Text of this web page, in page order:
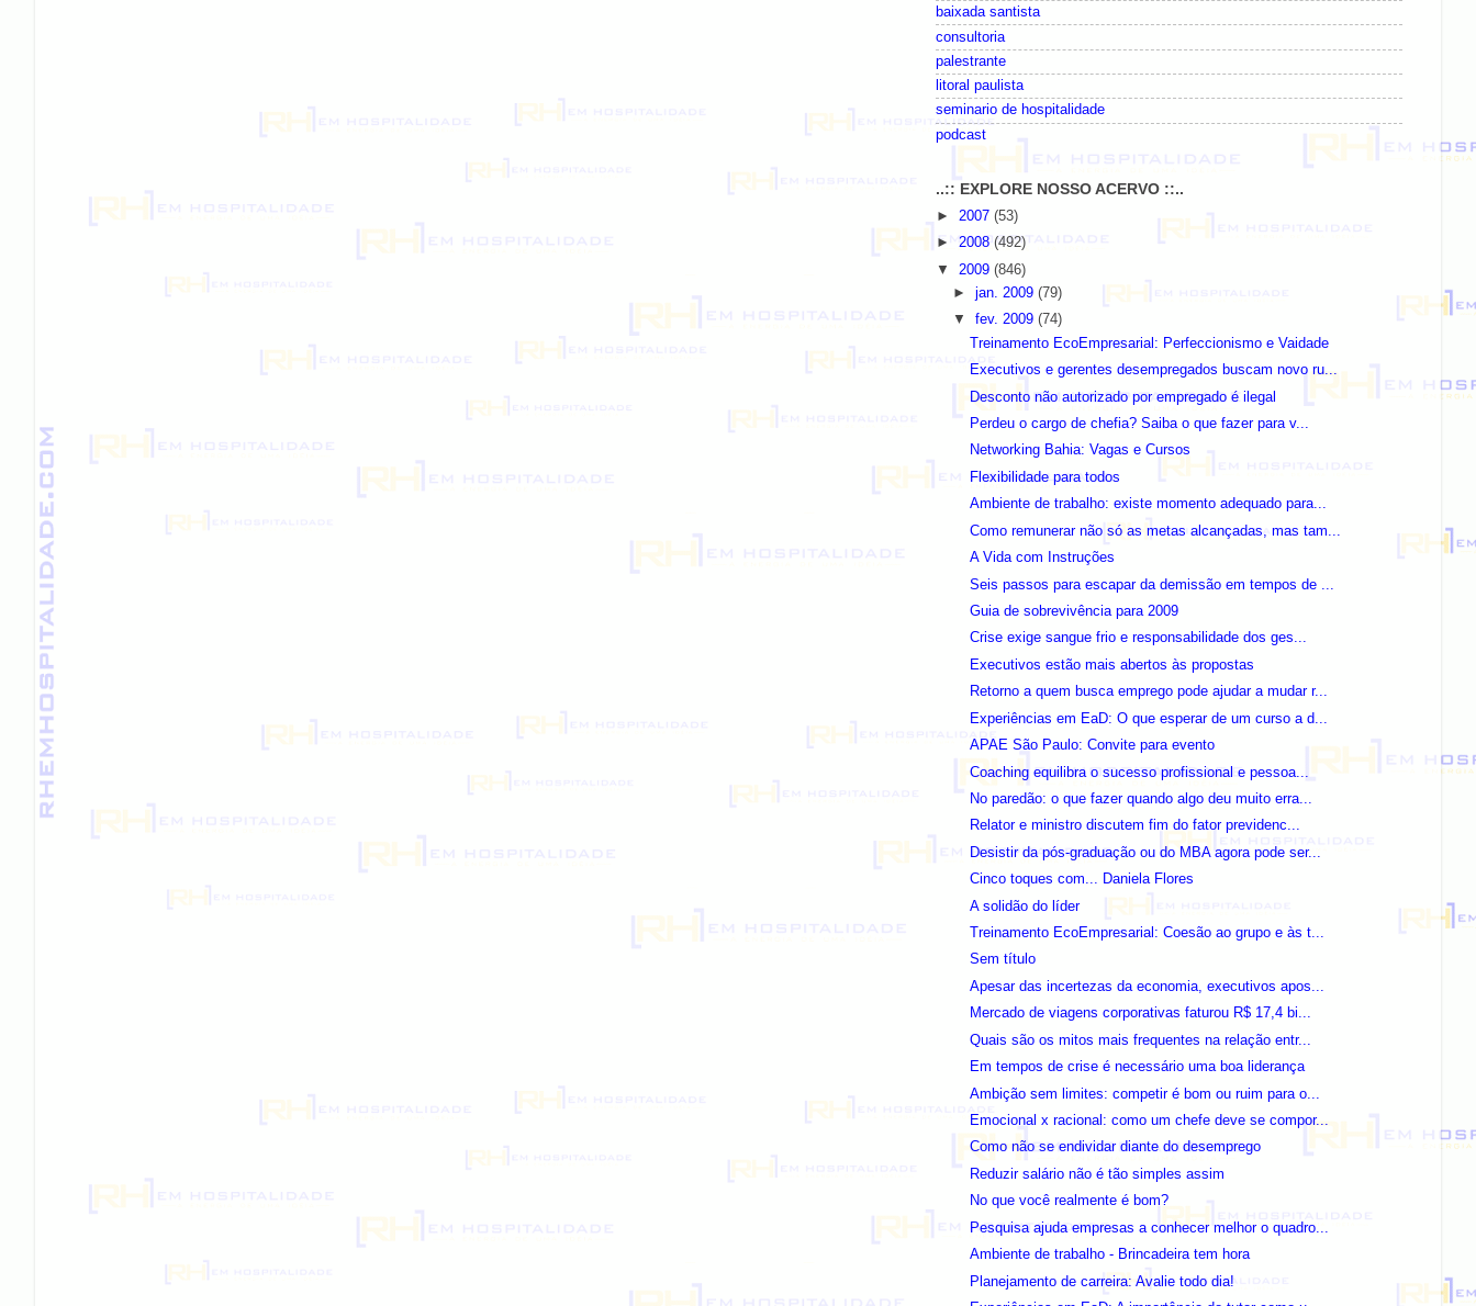
baixada santista
consultoria
palestrante
litoral paulista
seminario de hospitalidade
podcast
..:: EXPLORE NOSSO ACERVO ::..
► 2007 (53)
► 2008 (492)
▼ 2009 (846)
►jan. 2009(79)
▼fev. 2009(74)
Treinamento EcoEmpresarial: Perfeccionismo e Vaidade
Executivos e gerentes desempregados buscam novo ru...
Desconto não autorizado por empregado é ilegal
Perdeu o cargo de chefia? Saiba o que fazer para v...
Networking Bahia: Vagas e Cursos
Flexibilidade para todos
Ambiente de trabalho: existe momento adequado para...
Como remunerar não só as metas alcançadas, mas tam...
A Vida com Instruções
Seis passos para escapar da demissão em tempos de ...
Guia de sobrevivência para 2009
Crise exige sangue frio e responsabilidade dos ges...
Executivos estão mais abertos às propostas
Retorno a quem busca emprego pode ajudar a mudar r...
Experiências em EaD: O que esperar de um curso a d...
APAE São Paulo: Convite para evento
Coaching equilibra o sucesso profissional e pessoa...
No paredão: o que fazer quando algo deu muito erra...
Relator e ministro discutem fim do fator previdenc...
Desistir da pós-graduação ou do MBA agora pode ser...
Cinco toques com... Daniela Flores
A solidão do líder
Treinamento EcoEmpresarial: Coesão ao grupo e às t...
Sem título
Apesar das incertezas da economia, executivos apos...
Mercado de viagens corporativas faturou R$ 17,4 bi...
Quais são os mitos mais frequentes na relação entr...
Em tempos de crise é necessário uma boa liderança
Ambição sem limites: competir é bom ou ruim para o...
Emocional x racional: como um chefe deve se compor...
Como não se endividar diante do desemprego
Reduzir salário não é tão simples assim
No que você realmente é bom?
Pesquisa ajuda empresas a conhecer melhor o quadro...
Ambiente de trabalho - Brincadeira tem hora
Planejamento de carreira: Avalie todo dia!